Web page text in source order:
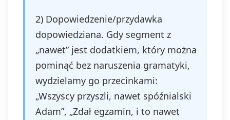
2) Dopowiedzenie/przydawka
dopowiedziana. Gdy segment z
„nawet” jest dodatkiem, który można
pominąć bez naruszenia gramatyki,
wydzielamy go przecinkami:
„Wszyscy przyszli, nawet spóźnialski
Adam”, „Zdał egzamin, i to nawet